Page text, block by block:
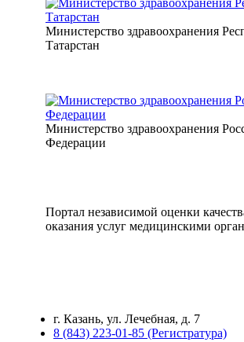
Министерство здравоохранения
Татарстан
Министерство здравоохранения
Федерации
Портал независимой оценки
оказания услуг медицинскими
г. Казань, ул. Лечебная, д. 7
8 (843) 223-01-85 (Регистратура)